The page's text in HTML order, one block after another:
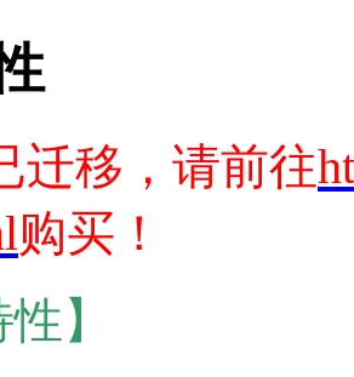
迁移，请前往
购买！
】